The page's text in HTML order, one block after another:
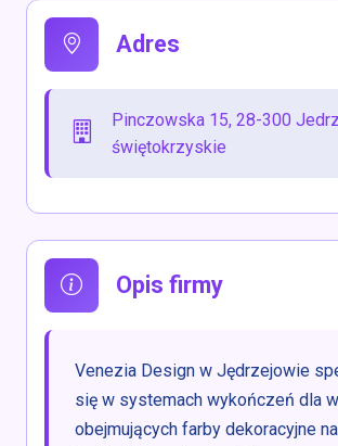
Adres
Pinczowska 15, 28-300
świętokrzyskie
Opis firmy
Venezia Design w Jędrzejowie
się w systemach wykończeń dla
obejmujących farby dekoracyjne